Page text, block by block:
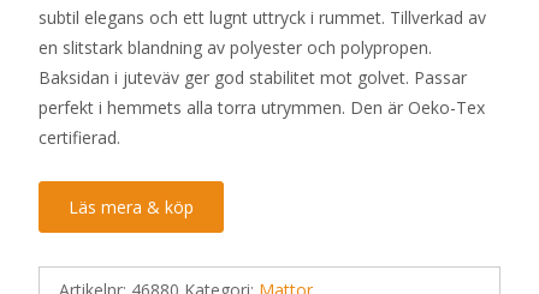
subtil elegans och ett lugnt uttryck i rummet. Tillverkad av
en slitstark blandning av polyester och polypropen.
Baksidan i juteväv ger god stabilitet mot golvet. Passar
perfekt i hemmets alla torra utrymmen. Den är Oeko-Tex
certifierad.
Läs mera & köp
Artikelnr: 46880 Kategori: Mattor